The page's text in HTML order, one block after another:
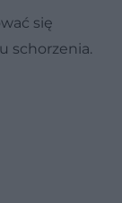
się
schorzenia.